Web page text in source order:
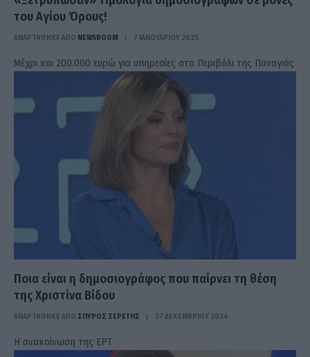
του Αγίου Όρους!
ΑΝΑΡΤΗΘΗΚΕ ΑΠΟ NEWSROOM 7 ΙΑΝΟΥΑΡΊΟΥ 2025
Μέχρι και 200.000 ευρώ για υπηρεσίες στο Περιβόλι της Παναγιάς
Ποια είναι η δημοσιογράφος που παίρνει τη θέση
της Χριστίνα Βίδου
ΑΝΑΡΤΗΘΗΚΕ ΑΠΟ ΣΠΎΡΟΣ ΣΕΡΈΤΗΣ 27 ΔΕΚΕΜΒΡΊΟΥ 2024
Η ανακοίνωση της ΕΡΤ